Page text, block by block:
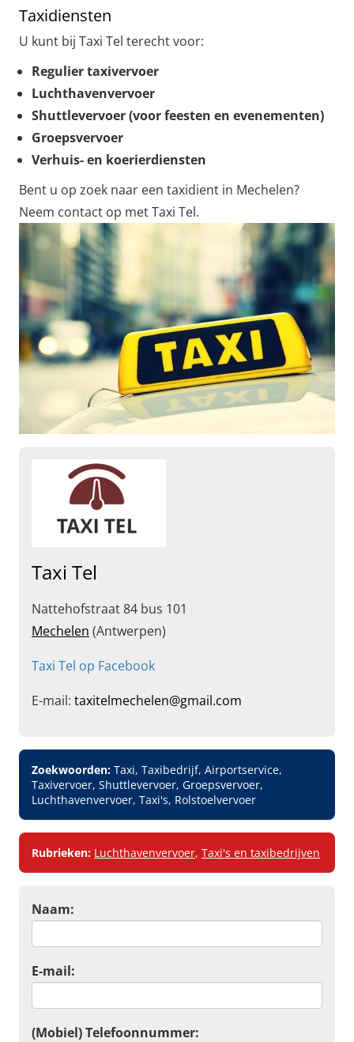
Taxidiensten
U kunt bij Taxi Tel terecht voor:
Regulier taxivervoer
Luchthavenvervoer
Shuttlevervoer (voor feesten en evenementen)
Groepsvervoer
Verhuis- en koerierdiensten
Bent u op zoek naar een taxidient in Mechelen?
Neem contact op met Taxi Tel.
Taxi Tel
Nattehofstraat 84 bus 101
Mechelen (Antwerpen)
Taxi Tel op Facebook
E-mail: taxitelmechelen@gmail.com
Zoekwoorden: Taxi, Taxibedrijf, Airportservice,
Taxivervoer, Shuttlevervoer, Groepsvervoer,
Luchthavenvervoer, Taxi's, Rolstoelvervoer
Rubrieken: Luchthavenvervoer, Taxi's en taxibedrijven
Naam:
E-mail:
(Mobiel) Telefoonnummer: